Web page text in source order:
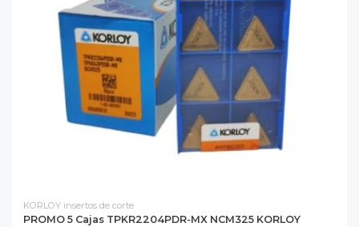
KORLOY insertos de corte
PROMO 5 Cajas TPKR2204PDR-MX NCM325 KORLOY